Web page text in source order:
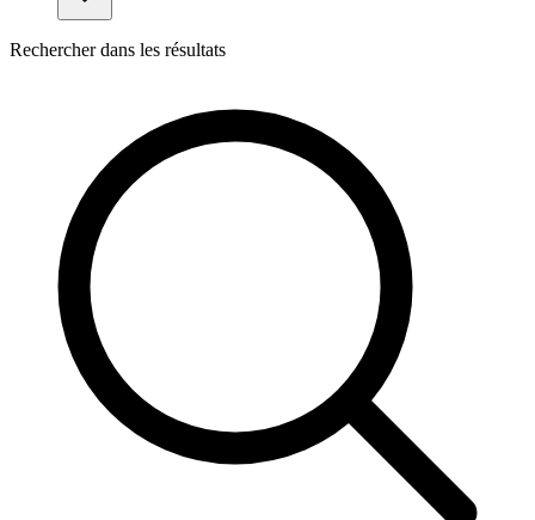
Rechercher dans les résultats